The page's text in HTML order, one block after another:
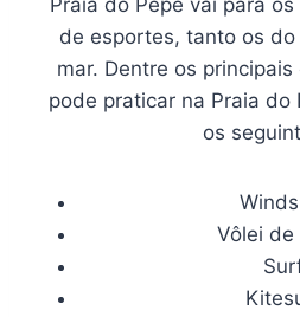
Praia do Pepê vai para
de esportes, tanto os
mar. Dentre os
pode praticar na Praia do
os
Vôlei de